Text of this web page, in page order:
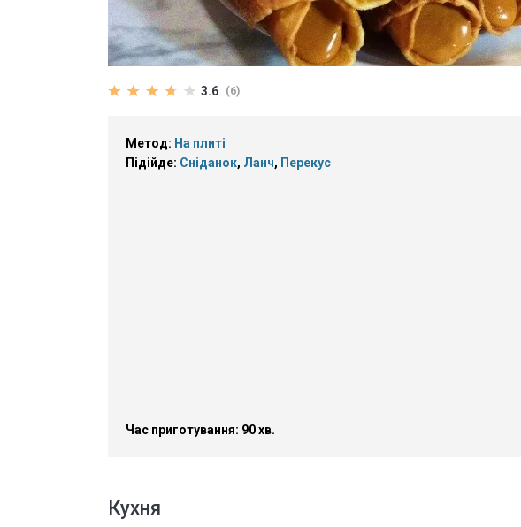
3.6 (6)
Метод: На плиті
Підійде: Сніданок, Ланч, Перекус
Час приготування: 90 хв.
Кухня